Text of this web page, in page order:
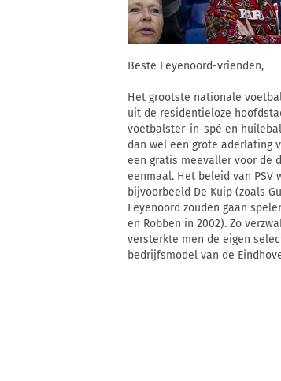
Beste Feyenoord-vrienden,
Het grootste nationale
uit de residentieloze
voetbalster-in-spé en
dan wel een grote aderlating
een gratis meevaller voor de
eenmaal. Het beleid van PSV
bijvoorbeeld De Kuip (zoals
Feyenoord zouden gaan
en Robben in 2002). Zo
versterkte men de eigen
bedrijfsmodel van de